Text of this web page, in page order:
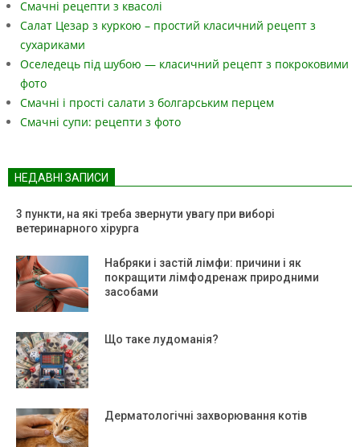
Смачні рецепти з квасолі
Салат Цезар з куркою – простий класичний рецепт з
сухариками
Оселедець під шубою — класичний рецепт з покроковими
фото
Смачні і прості салати з болгарським перцем
Смачні супи: рецепти з фото
НЕДАВНІ ЗАПИСИ
3 пункти, на які треба звернути увагу при виборі
ветеринарного хірурга
Набряки і застій лімфи: причини і як
покращити лімфодренаж природними
засобами
Що таке лудоманія?
Дерматологічні захворювання котів